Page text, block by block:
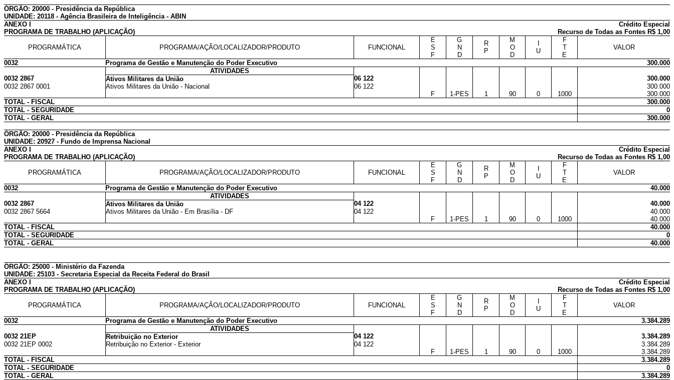
ÓRGÃO: 20000 - Presidência da República
UNIDADE: 20118 - Agência Brasileira de Inteligência - ABIN
ANEXO I
Crédito Especial
PROGRAMA DE TRABALHO (APLICAÇÃO)
Recurso de Todas as Fontes R$ 1,00
PROGRAMÁTICA PROGRAMA/AÇÃO/LOCALIZADOR/PRODUTO FUNCIONAL
E
S
F
G
N
D
R
P
M
O
D
U
F
T
E
VALOR
0032 Programa de Gestão e Manutenção do Poder Executivo
300.000
ATIVIDADES
0032 2867
Ativos Militares da União 06 122
300.000
0032 2867 0001
Ativos Militares da União - Nacional 06 122
300.000
F
1-PES 1 90 0 1000
300.000
TOTAL - FISCAL
300.000
TOTAL - SEGURIDADE
0
TOTAL - GERAL
300.000
ÓRGÃO: 20000 - Presidência da República
UNIDADE: 20927 - Fundo de Imprensa Nacional
ANEXO I
Crédito Especial
PROGRAMA DE TRABALHO (APLICAÇÃO)
Recurso de Todas as Fontes R$ 1,00
PROGRAMÁTICA PROGRAMA/AÇÃO/LOCALIZADOR/PRODUTO FUNCIONAL
E
S
F
G
N
D
R
P
M
O
D
U
F
T
E
VALOR
0032 Programa de Gestão e Manutenção do Poder Executivo
40.000
ATIVIDADES
0032 2867
Ativos Militares da União 04 122
40.000
0032 2867 5664
Ativos Militares da União - Em Brasília - DF 04 122
40.000
F
1-PES 1 90 0 1000
40.000
TOTAL - FISCAL
40.000
TOTAL - SEGURIDADE
0
TOTAL - GERAL
40.000
ÓRGÃO: 25000 - Ministério da Fazenda
UNIDADE: 25103 - Secretaria Especial da Receita Federal do Brasil
ANEXO I
Crédito Especial
PROGRAMA DE TRABALHO (APLICAÇÃO)
Recurso de Todas as Fontes R$ 1,00
PROGRAMÁTICA PROGRAMA/AÇÃO/LOCALIZADOR/PRODUTO FUNCIONAL
E
S
F
G
N
D
R
P
M
O
D
U
F
T
E
VALOR
0032 Programa de Gestão e Manutenção do Poder Executivo
3.384.289
ATIVIDADES
0032 21EP
Retribuição no Exterior 04 122
3.384.289
0032 21EP 0002
Retribuição no Exterior - Exterior 04 122
3.384.289
F
1-PES 1 90 0 1000
3.384.289
TOTAL - FISCAL
3.384.289
TOTAL - SEGURIDADE
0
TOTAL - GERAL
3.384.289